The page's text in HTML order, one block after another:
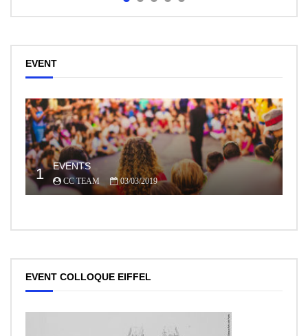
EVENT
1 EVENTS
CC TEAM 03/03/2019
EVENT COLLOQUE EIFFEL